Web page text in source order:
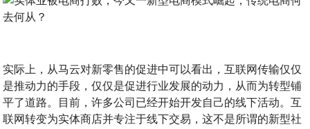
实际上，从马云对新零售的促进中可以看出，互联网传输仅仅
是推动力的手段，仅仅是促进行业发展的动力，从而为转型铺
平了道路。目前，许多公司已经开始开发自己的线下活动。互
联网转变为实体商店并专注于线下交易，这不是所谓的新型社